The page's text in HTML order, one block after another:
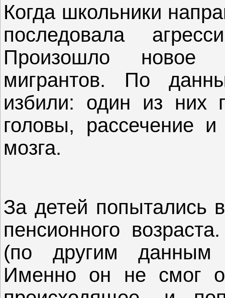
Когда школьники
последовала
Произошло новое
мигрантов. По
избили: один из них
головы, рассечение
мозга.
За детей попытались
пенсионного
(по другим данным
Именно он не смог